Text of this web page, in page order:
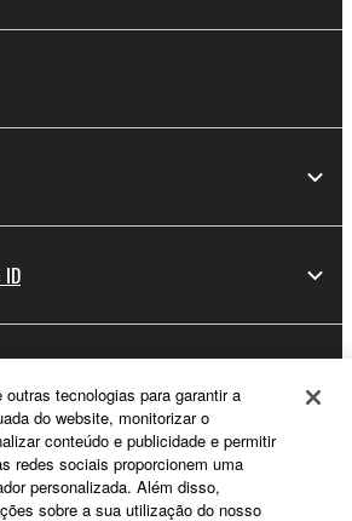
tecnologias para garantir a
do website, monitorizar o
conteúdo e publicidade e permitir
redes sociais proporcionem uma
personalizada. Além disso,
sobre a sua utilização do nosso